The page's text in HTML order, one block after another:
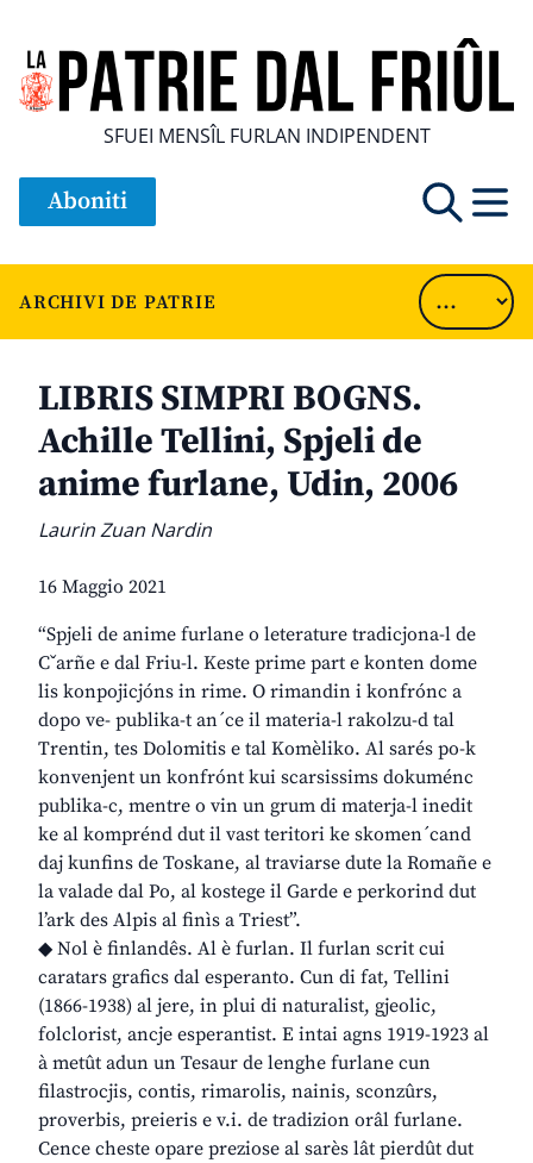
SFUEI MENSÎL FURLAN INDIPENDENT
Aboniti
ARCHIVI DE PATRIE
LIBRIS SIMPRI BOGNS.
Achille Tellini, Spjeli de
anime furlane, Udin, 2006
Laurin Zuan Nardin
16 Maggio 2021
“Spjeli de anime furlane o leterature tradicjona-l de
Cˇarñe e dal Friu-l. Keste prime part e konten dome
lis konpojicjóns in rime. O rimandin i konfrónc a
dopo ve- publika-t an´ce il materia-l rakolzu-d tal
Trentin, tes Dolomitis e tal Komèliko. Al sarés po-k
konvenjent un konfrónt kui scarsissims dokuménc
publika-c, mentre o vin un grum di materja-l inedit
ke al komprénd dut il vast teritori ke skomen´cand
daj kunfins de Toskane, al traviarse dute la Romañe e
la valade dal Po, al kostege il Garde e perkorind dut
l’ark des Alpis al finìs a Triest”.
◆ Nol è finlandês. Al è furlan. Il furlan scrit cui
caratars grafics dal esperanto. Cun di fat, Tellini
(1866-1938) al jere, in plui di naturalist, gjeolic,
folclorist, ancje esperantist. E intai agns 1919-1923 al
à metût adun un Tesaur de lenghe furlane cun
filastrocjis, contis, rimarolis, nainis, sconzûrs,
proverbis, preieris e v.i. de tradizion orâl furlane.
Cence cheste opare preziose al sarès lât pierdût dut